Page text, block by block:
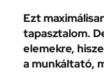
Ezt
tapasztalom.
elemekre,
a munkáltató,